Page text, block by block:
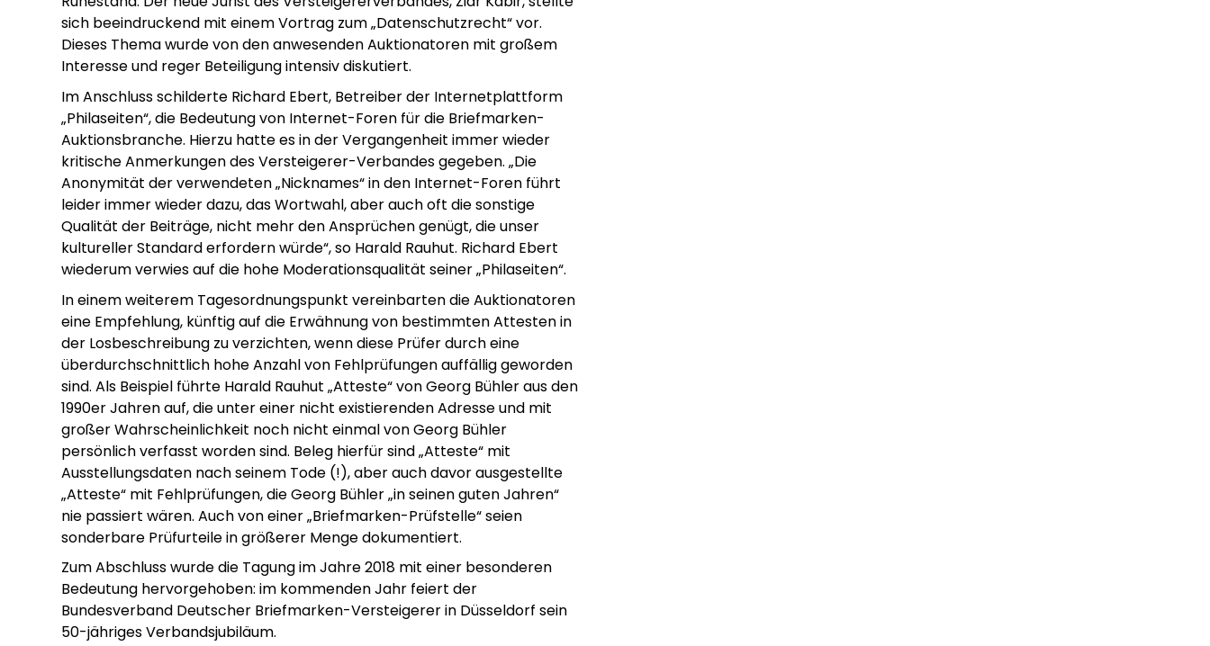
sich beeindruckend mit einem Vortrag zum „Datenschutzrecht“ vor.
Dieses Thema wurde von den anwesenden Auktionatoren mit großem
Interesse und reger Beteiligung intensiv diskutiert.
Im Anschluss schilderte Richard Ebert, Betreiber der Internetplattform
„Philaseiten“, die Bedeutung von Internet-Foren für die Briefmarken-
Auktionsbranche. Hierzu hatte es in der Vergangenheit immer wieder
kritische Anmerkungen des Versteigerer-Verbandes gegeben. „Die
Anonymität der verwendeten „Nicknames“ in den Internet-Foren führt
leider immer wieder dazu, das Wortwahl, aber auch oft die sonstige
Qualität der Beiträge, nicht mehr den Ansprüchen genügt, die unser
kultureller Standard erfordern würde“, so Harald Rauhut. Richard Ebert
wiederum verwies auf die hohe Moderationsqualität seiner „Philaseiten“.
In einem weiterem Tagesordnungspunkt vereinbarten die Auktionatoren
eine Empfehlung, künftig auf die Erwähnung von bestimmten Attesten in
der Losbeschreibung zu verzichten, wenn diese Prüfer durch eine
überdurchschnittlich hohe Anzahl von Fehlprüfungen auffällig geworden
sind. Als Beispiel führte Harald Rauhut „Atteste“ von Georg Bühler aus den
1990er Jahren auf, die unter einer nicht existierenden Adresse und mit
großer Wahrscheinlichkeit noch nicht einmal von Georg Bühler
persönlich verfasst worden sind. Beleg hierfür sind „Atteste“ mit
Ausstellungsdaten nach seinem Tode (!), aber auch davor ausgestellte
„Atteste“ mit Fehlprüfungen, die Georg Bühler „in seinen guten Jahren“
nie passiert wären. Auch von einer „Briefmarken-Prüfstelle“ seien
sonderbare Prüfurteile in größerer Menge dokumentiert.
Zum Abschluss wurde die Tagung im Jahre 2018 mit einer besonderen
Bedeutung hervorgehoben: im kommenden Jahr feiert der
Bundesverband Deutscher Briefmarken-Versteigerer in Düsseldorf sein
50-jähriges Verbandsjubiläum.